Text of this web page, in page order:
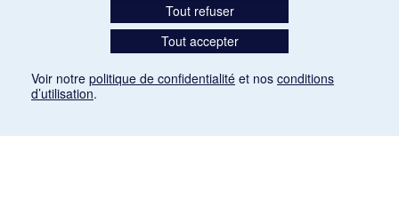
Tout refuser
Tout accepter
Voir notre politique de confidentialité et nos conditions
d’utilisation.